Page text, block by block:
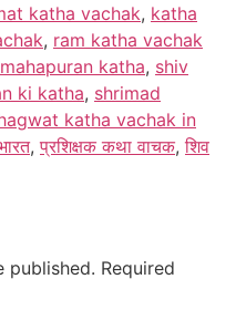
katha vachak, katha
, ram katha vachak
katha, shiv
ki katha, shrimad
katha vachak in
,प्रशिक्षक कथा वाचक,शिव
published. Required